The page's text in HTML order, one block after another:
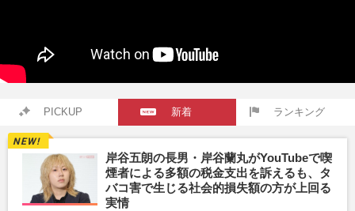
PICKUP 新着 ランキング
岸谷五朗の長男・岸谷蘭丸がYouTubeで喫
煙者による多額の税金支出を訴えるも、タ
バコ害で生じる社会的損失額の方が上回る
実情